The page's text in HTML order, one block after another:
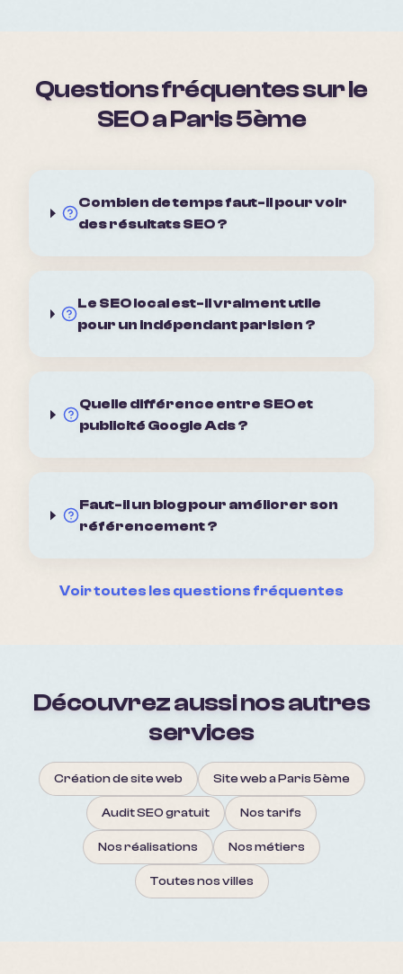
Questions fréquentes sur le
SEO aParis 5ème
Combien de temps faut-il pour voir
des résultats SEO ?
Le SEO local est-il vraiment utile
pour un indépendant parisien ?
Quelle différence entre SEO et
publicité Google Ads ?
Faut-il un blog pour améliorer son
référencement ?
Voir toutes les questions fréquentes
Découvrez aussi nos autres
services
Création de site web Site web a Paris 5ème
Audit SEO gratuit Nos tarifs
Nos réalisations Nos métiers
Toutes nos villes